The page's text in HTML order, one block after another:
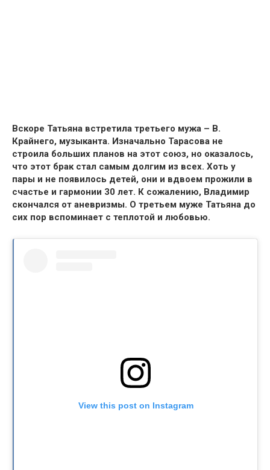
Вскоре Татьяна встретила третьего мужа – В.
Крайнего, музыканта. Изначально Тарасова не
строила больших планов на этот союз, но оказалось,
что этот брак стал самым долгим из всех. Хоть у
пары и не появилось детей, они и вдвоем прожили в
счастье и гармонии 30 лет. К сожалению, Владимир
скончался от аневризмы. О третьем муже Татьяна до
сих пор вспоминает с теплотой и любовью.
View this post on Instagram